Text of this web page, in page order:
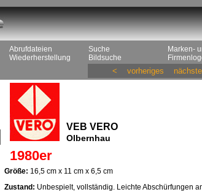
Abrufdateien
Wiederherstellung
Suche
Bildsuche
Marken-
< vorheriges
VEB VERO
Olbernhau
1980er
Größe: 16,5 cm x 11 cm x 6,5 cm
Zustand: Unbespielt, vollständig. Leichte Abschürfungen